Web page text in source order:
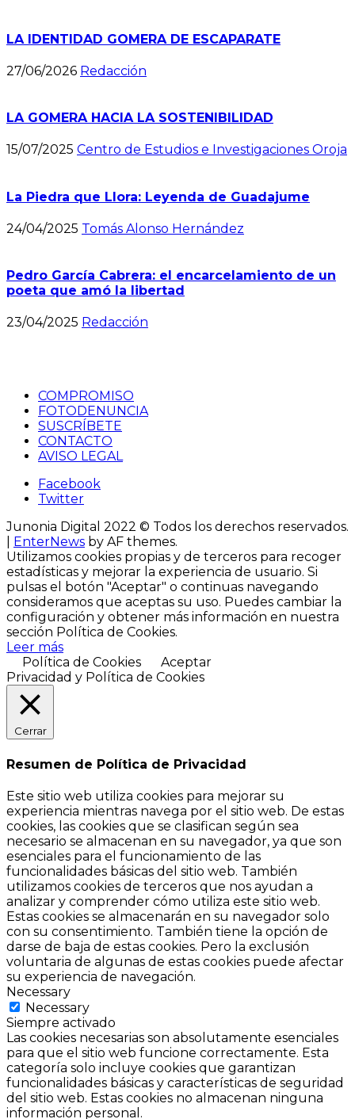
LA IDENTIDAD GOMERA DE ESCAPARATE
27/06/2026 Redacción
LA GOMERA HACIA LA SOSTENIBILIDAD
15/07/2025 Centro de Estudios e Investigaciones Oroja
La Piedra que Llora: Leyenda de Guadajume
24/04/2025 Tomás Alonso Hernández
Pedro García Cabrera: el encarcelamiento de un
poeta que amó la libertad
23/04/2025 Redacción
COMPROMISO
FOTODENUNCIA
SUSCRÍBETE
CONTACTO
AVISO LEGAL
Facebook
Twitter
Junonia Digital 2022 © Todos los derechos reservados.
EnterNews by AF themes.
Utilizamos cookies propias y de terceros para recoger
estadísticas y mejorar la experiencia de usuario. Si
pulsas el botón "Aceptar" o continuas navegando
consideramos que aceptas su uso. Puedes cambiar la
configuración y obtener más información ​en nuestra
sección Política de Cookies.
Leer más
Política de Cookies
Aceptar
Privacidad y Política de Cookies
Cerrar
Resumen de Política de Privacidad
Este sitio web utiliza cookies para mejorar su
experiencia mientras navega por el sitio web. De estas
cookies, las cookies que se clasifican según sea
necesario se almacenan en su navegador, ya que son
esenciales para el funcionamiento de las
funcionalidades básicas del sitio web. También
utilizamos cookies de terceros que nos ayudan a
analizar y comprender cómo utiliza este sitio web.
Estas cookies se almacenarán en su navegador solo
con su consentimiento. También tiene la opción de
darse de baja de estas cookies. Pero la exclusión
voluntaria de algunas de estas cookies puede afectar
su experiencia de navegación.
Necessary
Necessary
Siempre activado
Las cookies necesarias son absolutamente esenciales
para que el sitio web funcione correctamente. Esta
categoría solo incluye cookies que garantizan
funcionalidades básicas y características de seguridad
del sitio web. Estas cookies no almacenan ninguna
información personal.